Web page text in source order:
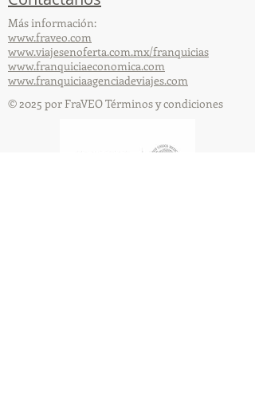
Más información:
www.fraveo.com
www.viajesenoferta.com.mx/franquicias
www.franquiciaeconomica.com
www.franquiciaagenciadeviajes.com
© 2025 por FraVEO Términos y condiciones